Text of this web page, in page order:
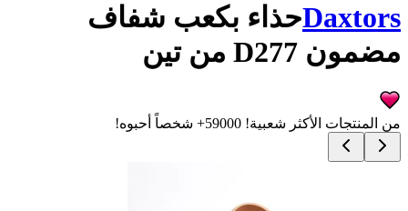
Daxtorsحذاء بكعب شفاف
مضمون D277 من تين
من المنتجات الأكثر شعبية! 59000+ شخصاً أحبوه!